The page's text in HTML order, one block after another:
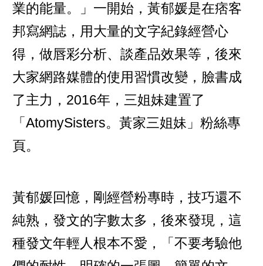
業的能量。」一開始，黃郁媛是在痞客
邦寫網誌，用大量的文字紀錄經營心
得，做唇彩分析、談產品效果等，後來
大家網路媒體的使用習慣改變，臉書成
了主力，2016年，三姐妹建置了
「AtomySisters。黃家三姐妹」粉絲專
頁。
黃郁媛回憶，剛經營粉專時，技巧還不
純熟，發文的字數太多，後來發現，這
種發文年輕人根本不愛，「不要考驗他